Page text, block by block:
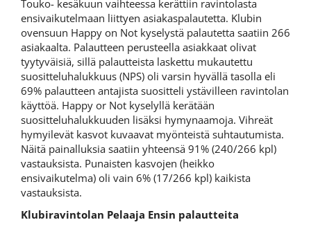
Touko- kesäkuun vaihteessa kerättiin ravintolasta
ensivaikutelmaan liittyen asiakaspalautetta. Klubin
ovensuun Happy on Not kyselystä palautetta saatiin 266
asiakaalta. Palautteen perusteella asiakkaat olivat
tyytyväisiä, sillä palautteista laskettu mukautettu
suositteluhalukkuus (NPS) oli varsin hyvällä tasolla eli
69% palautteen antajista suositteli ystävilleen ravintolan
käyttöä. Happy or Not kyselyllä kerätään
suositteluhalukkuuden lisäksi hymynaamoja. Vihreät
hymyilevät kasvot kuvaavat myönteistä suhtautumista.
Näitä painalluksia saatiin yhteensä 91% (240/266 kpl)
vastauksista. Punaisten kasvojen (heikko
ensivaikutelma) oli vain 6% (17/266 kpl) kaikista
vastauksista.
Klubiravintolan Pelaaja Ensin palautteita